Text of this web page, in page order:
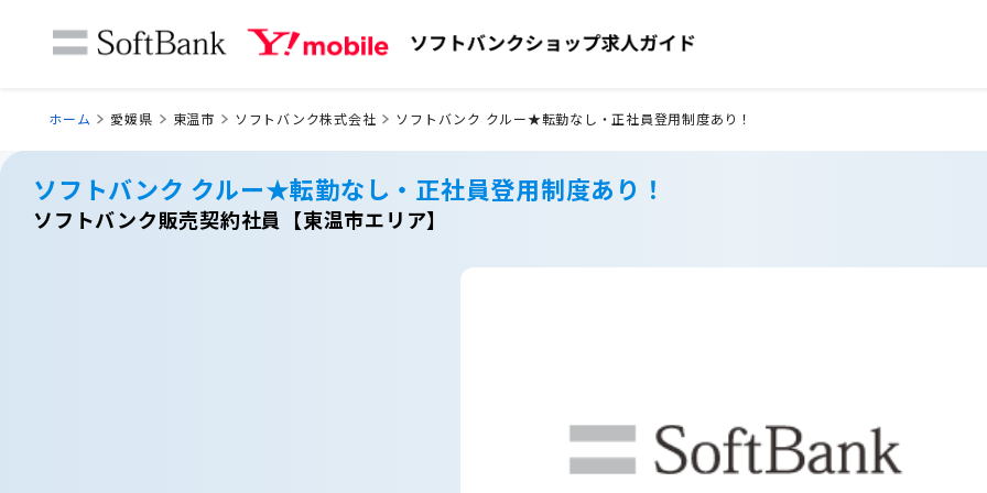
ホーム 愛媛県 東温市 ソフトバンク株式会社 ソフトバンク クルー★転勤なし・正社員登用制度あり！
ソフトバンク クルー★転勤なし・正社員登用制度あり！
ソフトバンク販売契約社員【東温市エリア】